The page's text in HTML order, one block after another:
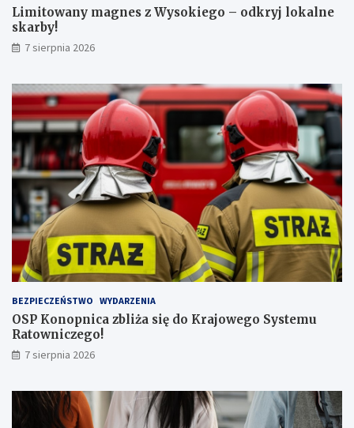
c
z
n
a
y
ż
s
z
ą
l
c
z
b
ą
a
a
ż
e
r
!
a
r
b
y
Limitowany magnes z Wysokiego – odkryj lokalne
skarby!
7 sierpnia 2026
BEZPIECZEŃSTWO WYDARZENIA
OSP Konopnica zbliża się do Krajowego Systemu
Ratowniczego!
7 sierpnia 2026